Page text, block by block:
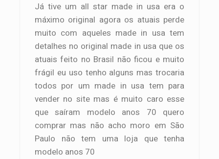
Já tive um all star made in usa era o
máximo original agora os atuais perde
muito com aqueles made in usa tem
detalhes no original made in usa que os
atuais feito no Brasil não ficou e muito
frágil eu uso tenho alguns mas trocaria
todos por um made in usa tem para
vender no site mas é muito caro esse
que saíram modelo anos 70 quero
comprar mas não acho moro em São
Paulo não tem uma loja que tenha
modelo anos 70